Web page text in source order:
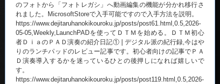
のフォトから「フォトレガシ」へ動画編集の機能が分かれ移行さ
れました。MicrosoftStoreで入手可能ですので入手方法を説明。
https://www.dejitaruhanokikouroku.jp/posts/post61.html,0.5,2026-
05-05,Weekly,LaunchPADを使ってＤＴＭを始める。ＤＴＭ初心
者ＤｉａのＰＡＤ演奏の紹介日記① | デジタル派の紀行録,今はや
りのランチパッドのレビュー記事です。初心者向けの記事でＰＡ
Ｄ演奏導入するかを迷っているひとの後押しになれば嬉しいで
す。
https://www.dejitaruhanokikouroku.jp/posts/post119.html,0.5,2026-